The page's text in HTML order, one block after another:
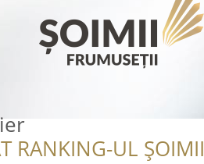
RANKING-UL ȘOIMII